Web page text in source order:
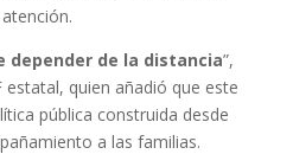
depender de la distancia”,
quien añadió que este
pública construida desde
a las familias.